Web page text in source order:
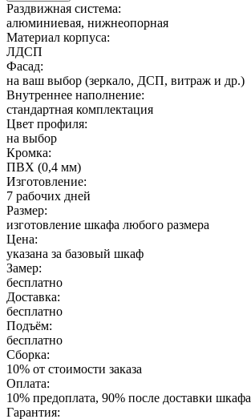
Раздвижная система:
алюминиевая, нижнеопорная
Материал корпуса:
ЛДСП
Фасад:
на ваш выбор (зеркало, ДСП, витраж и др.)
Внутреннее наполнение:
стандартная комплектация
Цвет профиля:
на выбор
Кромка:
ПВХ (0,4 мм)
Изготовление:
7 рабочих дней
Размер:
изготовление шкафа любого размера
Цена:
указана за базовый шкаф
Замер:
бесплатно
Доставка:
бесплатно
Подъём:
бесплатно
Сборка:
10% от стоимости заказа
Оплата:
10% предоплата, 90% после доставки шкафа
Гарантия: